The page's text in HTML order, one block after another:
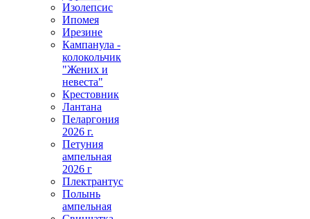
Изолепсис
Ипомея
Ирезине
Кампанула -
колокольчик
"Жених и
невеста"
Крестовник
Лантана
Пеларгония
2026 г.
Петуния
ампельная
2026 г
Плектрантус
Полынь
ампельная